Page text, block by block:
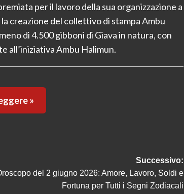
per il lavoro della sua organizzazione a
creazione del collettivo di stampa Ambu
di 4.500 gibboni di Giava in natura, con
all’iniziativa Ambu Halimun.
»
Successivo:
del 2 giugno 2026: Amore, Lavoro, Soldi e
Fortuna per Tutti i Segni Zodiacali